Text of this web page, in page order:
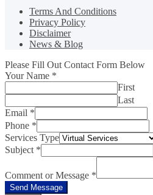
Terms And Conditions
Privacy Policy
Disclaimer
News & Blog
Please Fill Out Contact Form Below
Your Name *
First
Last
Email *
Phone *
Services Type
Subject *
Comment or Message *
Send Message